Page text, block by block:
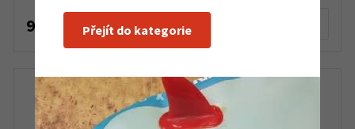
9 Kč Přejít do kategorie